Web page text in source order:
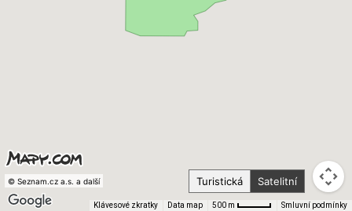
Klávesové zkratky Data map 500 m Smluvní podmínky
© Seznam.cz a.s. a další Turistická Satelitní